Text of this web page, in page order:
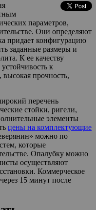
параметров,
Они определяют
придает конфигурацию
заданные размеры и
К ее качеству
к
прочность,
перечень
стойки, ригели,
элементы
цены на комплектующие
можно по
которые
Опалубку можно
осуществляют
Коммерческое
15 минут после